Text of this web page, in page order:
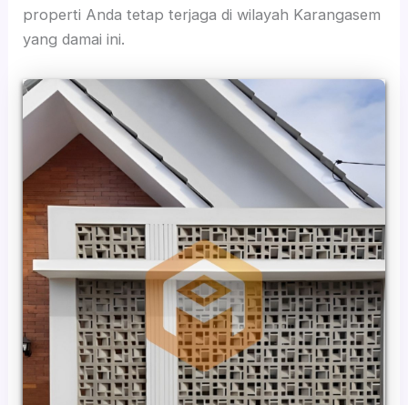
properti Anda tetap terjaga di wilayah Karangasem
yang damai ini.